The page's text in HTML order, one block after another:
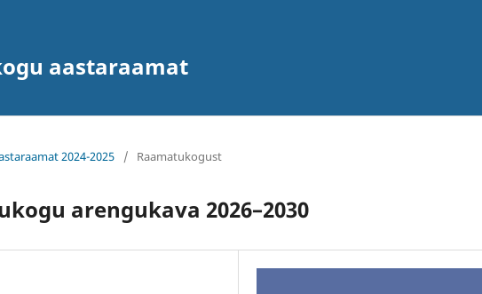
aastaraamat
2024-2025 / Raamatukogust
arengukava 2026–2030